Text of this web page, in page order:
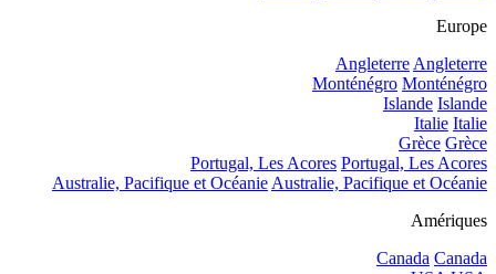
Europe
AngleterreAngleterre
Monténégro Monténégro
Islande Islande
Italie Italie
Grèce Grèce
Portugal, Les Acores Portugal, Les Acores
Australie, Pacifique et OcéanieAustralie, Pacifique et Océanie
Amériques
Canada Canada